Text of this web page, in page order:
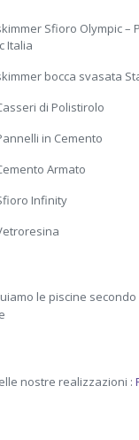
Sfioro Olympic –
Italia
bocca svasata
di Polistirolo
in Cemento
Armato
Infinity
le piscine
nostre realizzazioni :